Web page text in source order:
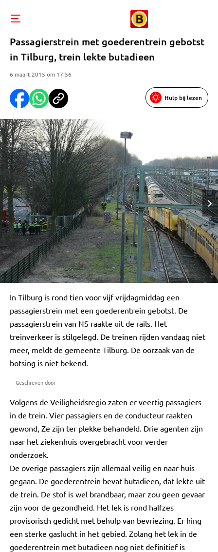
Passagierstrein met goederentrein gebotst
in Tilburg, trein lekte butadieen
6 maart 2015 om 17:56
Hulp bij lezen
In Tilburg is rond tien voor vijf vrijdagmiddag een
passagierstrein met een goederentrein gebotst. De
passagierstrein van NS raakte uit de rails. Het
treinverkeer is stilgelegd. De treinen rijden vandaag niet
meer, meldt de gemeente Tilburg. De oorzaak van de
botsing is niet bekend.
Geschreven door
Volgens de Veiligheidsregio zaten er veertig passagiers
in de trein. Vier passagiers en de conducteur raakten
gewond, Ze zijn ter plekke behandeld. Drie agenten zijn
naar het ziekenhuis overgebracht voor verder
onderzoek.
De overige passagiers zijn allemaal veilig en naar huis
gegaan. De goederentrein bevat butadieen, dat lekte uit
de trein. De stof is wel brandbaar, maar zou geen gevaar
zijn voor de gezondheid. Het lek is rond halfzes
provisorisch gedicht met behulp van bevriezing. Er hing
een sterke gaslucht in het gebied. Zolang het lek in de
goederentrein met butadieen nog niet definitief is